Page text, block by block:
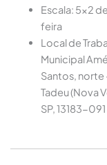
Escala: 5x2
feira
Local de
Municipal
Santos, norte
Tadeu (Nova
SP, 13183-091